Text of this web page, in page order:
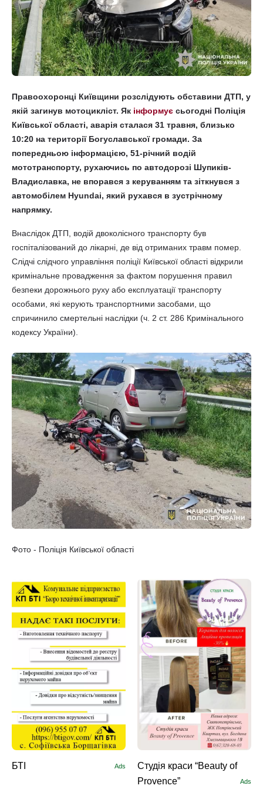
Правоохоронці Київщини розслідують обставини ДТП, у
якій загинув мотоцикліст. Як інформує сьогодні Поліція
Київської області, аварія сталася 31 травня, близько
10:20 на території Богуславської громади. За
попередньою інформацією, 51-річний водій
мототранспорту, рухаючись по автодорозі Шупиків-
Владиславка, не впорався з керуванням та зіткнувся з
автомобілем Hyundai, який рухався в зустрічному
напрямку.
Внаслідок ДТП, водій двоколісного транспорту був
госпіталізований до лікарні, де від отриманих травм помер.
Слідчі слідчого управління поліції Київської області відкрили
кримінальне провадження за фактом порушення правил
безпеки дорожнього руху або експлуатації транспорту
особами, які керують транспортними засобами, що
спричинило смертельні наслідки (ч. 2 ст. 286 Кримінального
кодексу України).
Фото - Поліція Київської області
БТІ Ads
Студія краси “Beauty of
Provence”
Ads